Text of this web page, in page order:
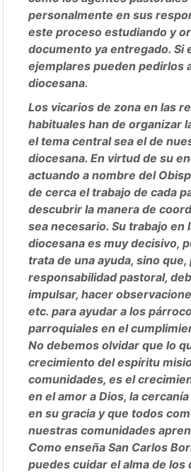
personalmente en sus
este proceso estudiando y
documento ya entregado. Si
ejemplares pueden pedirlos
diocesana.
Los vicarios de zona en las
habituales han de organizar
el tema central sea el de
diocesana. En virtud de su
actuando a nombre del
de cerca el trabajo de cada
descubrir la manera de
sea necesario. Su trabajo en
diocesana es muy decisivo,
trata de una ayuda, sino que,
responsabilidad pastoral,
impulsar, hacer
etc. para ayudar a los
parroquiales en el
No debemos olvidar que lo
crecimiento del espíritu
comunidades, es el
en el amor a Dios, la
en su gracia y que todos
nuestras comunidades
Como enseña San Carlos
puedes cuidar el alma de los